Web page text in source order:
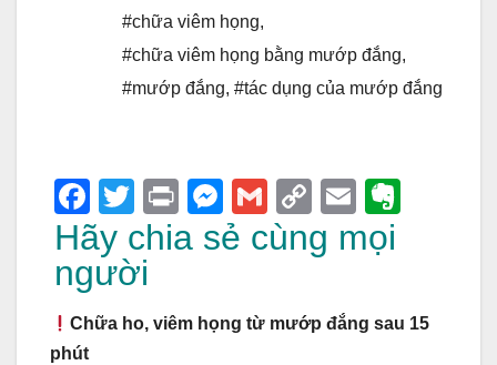
#chữa viêm họng,
#chữa viêm họng bằng mướp đắng,
#mướp đắng, #tác dụng của mướp đắng
F
a
c
e
b
T
wi
tt
Pr
in
M
e
n
G
m
C
o
p
Li
E
m
ail
ot
Hãy chia sẻ cùng mọi
người
Chữa ho, viêm họng từ mướp đắng sau 15
phút